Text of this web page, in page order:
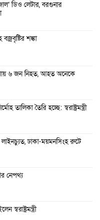
ডিও লেটার, বরগুনার
শঙ্কা
৬ জন নিহত, আহত অনেকে
তালিকা তৈরি হচ্ছে: স্বরাষ্ট্রমন্ত্রী
ঢাকা-ময়মনসিংহ রুটে
নেপথ্য
স্বরাষ্ট্রমন্ত্রী